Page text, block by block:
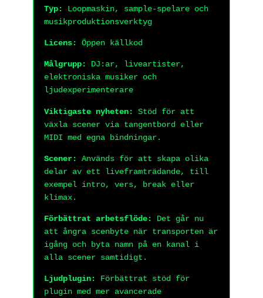
Typ:
Loopmaskin, sample-spelare och
musikproduktionsverktyg
Licens: Öppen källkod
Målgrupp:
DJ:ar, liveartister,
elektroniska musiker och
ljudexperimenterare
Viktigaste nyheten:
Stöd för att
växla scener via tangentbord eller
MIDI med egna bindningar.
Scener:
Används för att skapa olika
delar av ett liveframträdande, till
exempel intro, vers, break eller
klimax.
Förbättrat arbetsflöde:
Det går nu
att ångra scenbyte när transporten är
igång och byta namn på en kanal i
alla scener samtidigt.
Ljudplugin:
Förbättrat stöd för
plugin med mer avancerade